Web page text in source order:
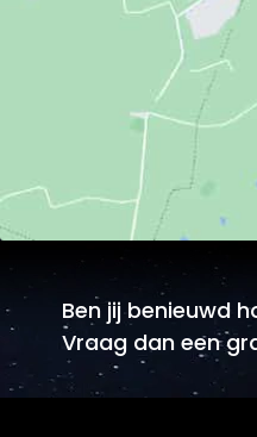
Ben jij benieuwd
Vraag dan een